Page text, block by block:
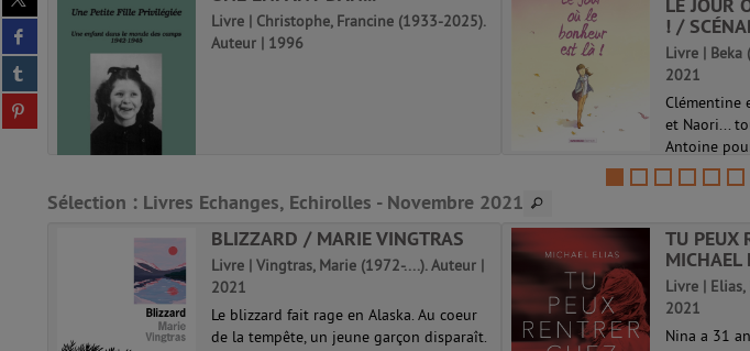
sur
twitter
(Nouvelle
fenêtre)
Partager
sur
facebook
(Nouvelle
fenêtre)
Partager
sur
tumblr
(Nouvelle
fenêtre)
Partager
sur
fenêtre)
Livre | Christophe, Francine (1933-2025).
Auteur | 1996
! /
Livre | Beka
2021
Clémentine
et Naori...
Antoine
avec eux
quotidien,
na...
Le jour où...
|
Sélection : Livres Echanges, Echirolles - Novembre 2021
BLIZZARD / MARIE VINGTRAS
Livre | Vingtras, Marie (1972-....). Auteur |
2021
Le blizzard fait rage en Alaska. Au coeur
de la tempête, un jeune garçon disparaît.
TU PEUX
MICHAEL
Livre |
2021
Nina a 31